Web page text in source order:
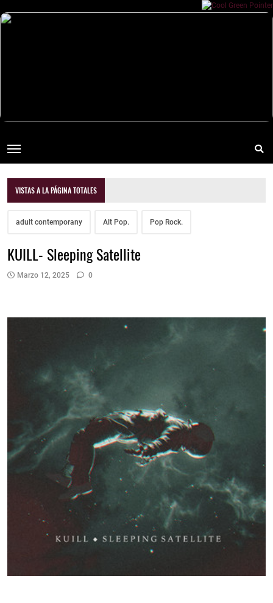
VISTAS A LA PÁGINA TOTALES
adult contemporany Alt Pop. Pop Rock.
KUILL- Sleeping Satellite
Marzo 12, 2025 0